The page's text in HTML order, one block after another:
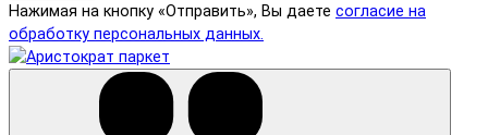
Нажимая на кнопку «Отправить», Вы даете согласие на
обработку персональных данных.